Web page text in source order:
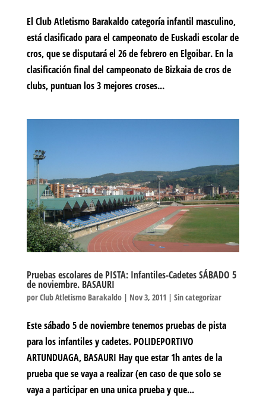
El Club Atletismo Barakaldo categoría infantil masculino,
está clasificado para el campeonato de Euskadi escolar de
cros, que se disputará el 26 de febrero en Elgoibar. En la
clasificación final del campeonato de Bizkaia de cros de
clubs, puntuan los 3 mejores croses...
Pruebas escolares de PISTA: Infantiles-Cadetes SÁBADO 5
de noviembre. BASAURI
porClub Atletismo Barakaldo| Nov 3, 2011 | Sin categorizar
Este sábado 5 de noviembre tenemos pruebas de pista
para los infantiles y cadetes. POLIDEPORTIVO
ARTUNDUAGA, BASAURI Hay que estar 1h antes de la
prueba que se vaya a realizar (en caso de que solo se
vaya a participar en una unica prueba y que...